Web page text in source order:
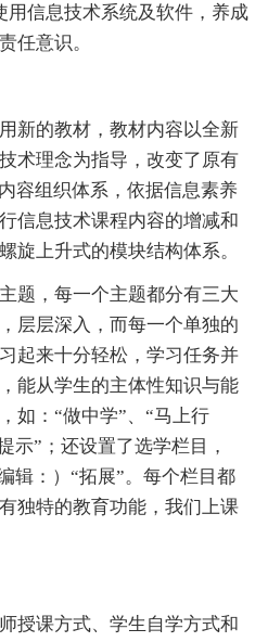
用信息技术系统及软件，养成
任意识。
新的教材，教材内容以全新
术理念为指导，改变了原有
容组织体系，依据信息素养
信息技术课程内容的增减和
旋上升式的模块结构体系。
题，每一个主题都分有三大
层层深入，而每一个单独的
起来十分轻松，学习任务并
能从学生的主体性知识与能
如：“做中学”、“马上行
示”；还设置了选学栏目，
辑：）“拓展”。每个栏目都
独特的教育功能，我们上课
授课方式、学生自学方式和